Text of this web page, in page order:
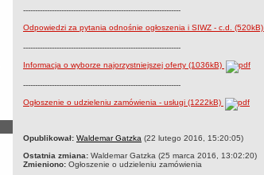
------------------------------------------------------------------
Odpowiedzi za pytania odnośnie ogłoszenia i SIWZ - c.d. (520kB)
------------------------------------------------------------------
Informacja o wyborze najorzystniejszej oferty (1036kB)
------------------------------------------------------------------
Ogłoszenie o udzieleniu zamówienia - usługi (1222kB)
metryczka
Opublikował: Waldemar Gatzka (22 lutego 2016, 15:20:05)
Ostatnia zmiana: Waldemar Gatzka (25 marca 2016, 13:02:20)
Zmieniono: Ogłoszenie o udzieleniu zamówienia